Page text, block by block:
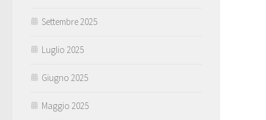
Settembre 2025
Luglio 2025
Giugno 2025
Maggio 2025